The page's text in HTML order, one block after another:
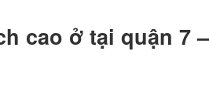
cao ở tại quận 7